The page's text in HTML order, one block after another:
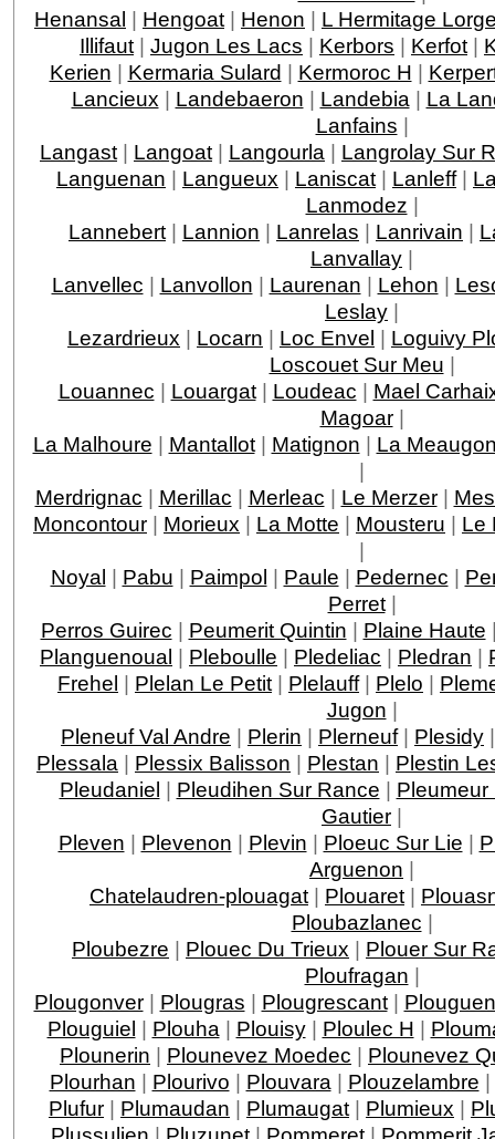
Henansal | Hengoat | Henon | L Hermitage
Illifaut | Jugon Les Lacs | Kerbors | Kerfot |
Kerien | Kermaria Sulard | Kermoroc H |
Lancieux | Landebaeron | Landebia | La
Lanfains |
Langast | Langoat | Langourla | Langrolay Sur
Languenan | Langueux | Laniscat | Lanleff|
Lanmodez |
Lannebert | Lannion | Lanrelas | Lanrivain |
Lanvallay |
Lanvellec | Lanvollon | Laurenan | Lehon |
Leslay |
Lezardrieux | Locarn | Loc Envel | Loguivy
Loscouet Sur Meu |
Louannec | Louargat| Loudeac | Mael
Magoar|
La Malhoure | Mantallot| Matignon | La
|
Merdrignac | Merillac | Merleac | Le Merzer|
Moncontour | Morieux | La Motte | Mousteru | Le
|
Noyal | Pabu | Paimpol | Paule | Pedernec |
Perret|
Perros Guirec | Peumerit Quintin | Plaine Haute
Planguenoual | Pleboulle | Pledeliac | Pledran |
Frehel | Plelan Le Petit | Plelauff| Plelo |
Jugon |
Pleneuf Val Andre | Plerin | Plerneuf| Plesidy
Plessala | Plessix Balisson | Plestan | Plestin
Pleudaniel | Pleudihen Sur Rance | Pleumeur
Gautier |
Pleven | Plevenon | Plevin | Ploeuc Sur Lie |
Arguenon |
Chatelaudren-plouagat | Plouaret |
Ploubazlanec |
Ploubezre | Plouec Du Trieux | Plouer Sur
Ploufragan |
Plougonver| Plougras | Plougrescant|
Plouguiel | Plouha | Plouisy| Ploulec H |
Plounerin | Plounevez Moedec | Plounevez
Plourhan | Plourivo | Plouvara | Plouzelambre |
Plufur | Plumaudan | Plumaugat | Plumieux |